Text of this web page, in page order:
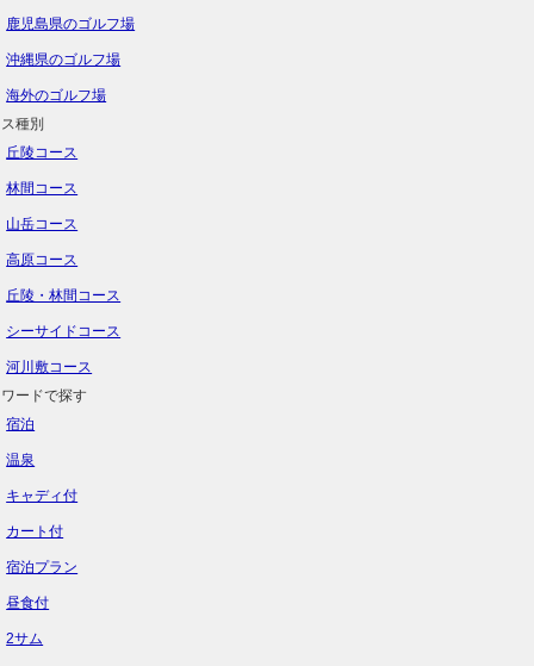
鹿児島県のゴルフ場
沖縄県のゴルフ場
海外のゴルフ場
種別
丘陵コース
林間コース
山岳コース
高原コース
丘陵・林間コース
シーサイドコース
河川敷コース
ードで探す
宿泊
温泉
キャディ付
カート付
宿泊プラン
昼食付
2サム